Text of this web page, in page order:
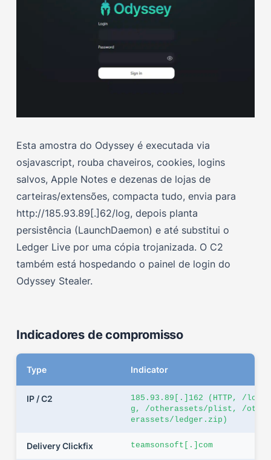
Esta amostra do Odyssey é executada via
osjavascript, rouba chaveiros, cookies, logins
salvos, Apple Notes e dezenas de lojas de
carteiras/extensões, compacta tudo, envia para
http://185.93.89[.]62/log, depois planta
persistência (LaunchDaemon) e até substitui o
Ledger Live por uma cópia trojanizada. O C2
também está hospedando o painel de login do
Odyssey Stealer.
Indicadores de compromisso
Type Indicator
IP / C2
185.93.89[.]162 (HTTP, /lo
g, /otherassets/plist, /oth
erassets/ledger.zip)
Delivery Clickfix teamsonsoft[.]com